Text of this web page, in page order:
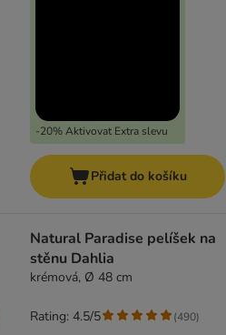
-20% Aktivovat Extra slevu
Přidat do košíku
Natural Paradise pelíšek na
stěnu Dahlia
krémová, Ø 48 cm
Rating: 4.5/5 (490)